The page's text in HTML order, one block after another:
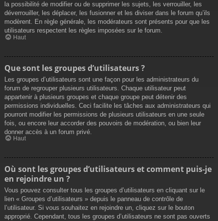
la possibilité de modifier ou de supprimer les sujets, les verrouiller, les
déverrouiller, les déplacer, les fusionner et les diviser dans le forum qu’ils
modèrent. En règle générale, les modérateurs sont présents pour que les
utilisateurs respectent les règles imposées sur le forum.
Haut
Que sont les groupes d’utilisateurs ?
Les groupes d’utilisateurs sont une façon pour les administrateurs du
forum de regrouper plusieurs utilisateurs. Chaque utilisateur peut
appartenir à plusieurs groupes et chaque groupe peut détenir des
permissions individuelles. Ceci facilite les tâches aux administrateurs qui
pourront modifier les permissions de plusieurs utilisateurs en une seule
fois, ou encore leur accorder des pouvoirs de modération, ou bien leur
donner accès à un forum privé.
Haut
Où sont les groupes d’utilisateurs et comment puis-je
en rejoindre un ?
Vous pouvez consulter tous les groupes d’utilisateurs en cliquant sur le
lien « Groupes d’utilisateurs » depuis le panneau de contrôle de
l’utilisateur. Si vous souhaitez en rejoindre un, cliquez sur le bouton
approprié. Cependant, tous les groupes d’utilisateurs ne sont pas ouverts